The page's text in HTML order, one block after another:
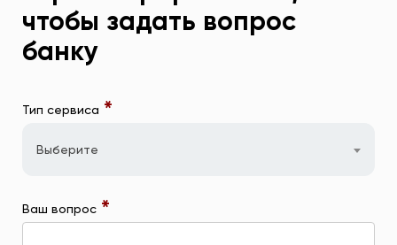
чтобы задать вопрос
банку
Тип сервиса *
Выберите
Ваш вопрос *